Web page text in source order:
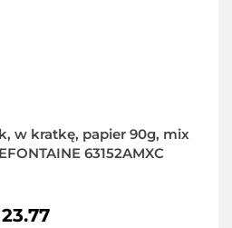
w kratkę, papier 90g, mix
63152AMXC
23.77